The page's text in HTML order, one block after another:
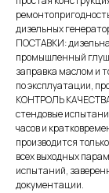
дизельных
ПОСТАВКИ:
промышленный
заправка маслом и
по эксплуатации,
КОНТРОЛЬ
стендовые
часов и
производится
всех выходных
испытаний,
документации.